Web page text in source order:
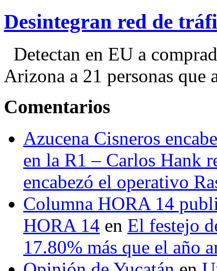
Desintegran red de
Detectan en EU a
Arizona a 21 personas que
Comentarios
Azucena Cisneros
en la R1 – Carlos Hank
encabezó el operativo
Columna HORA 14
HORA 14 en El festejo
17.80% más que el año